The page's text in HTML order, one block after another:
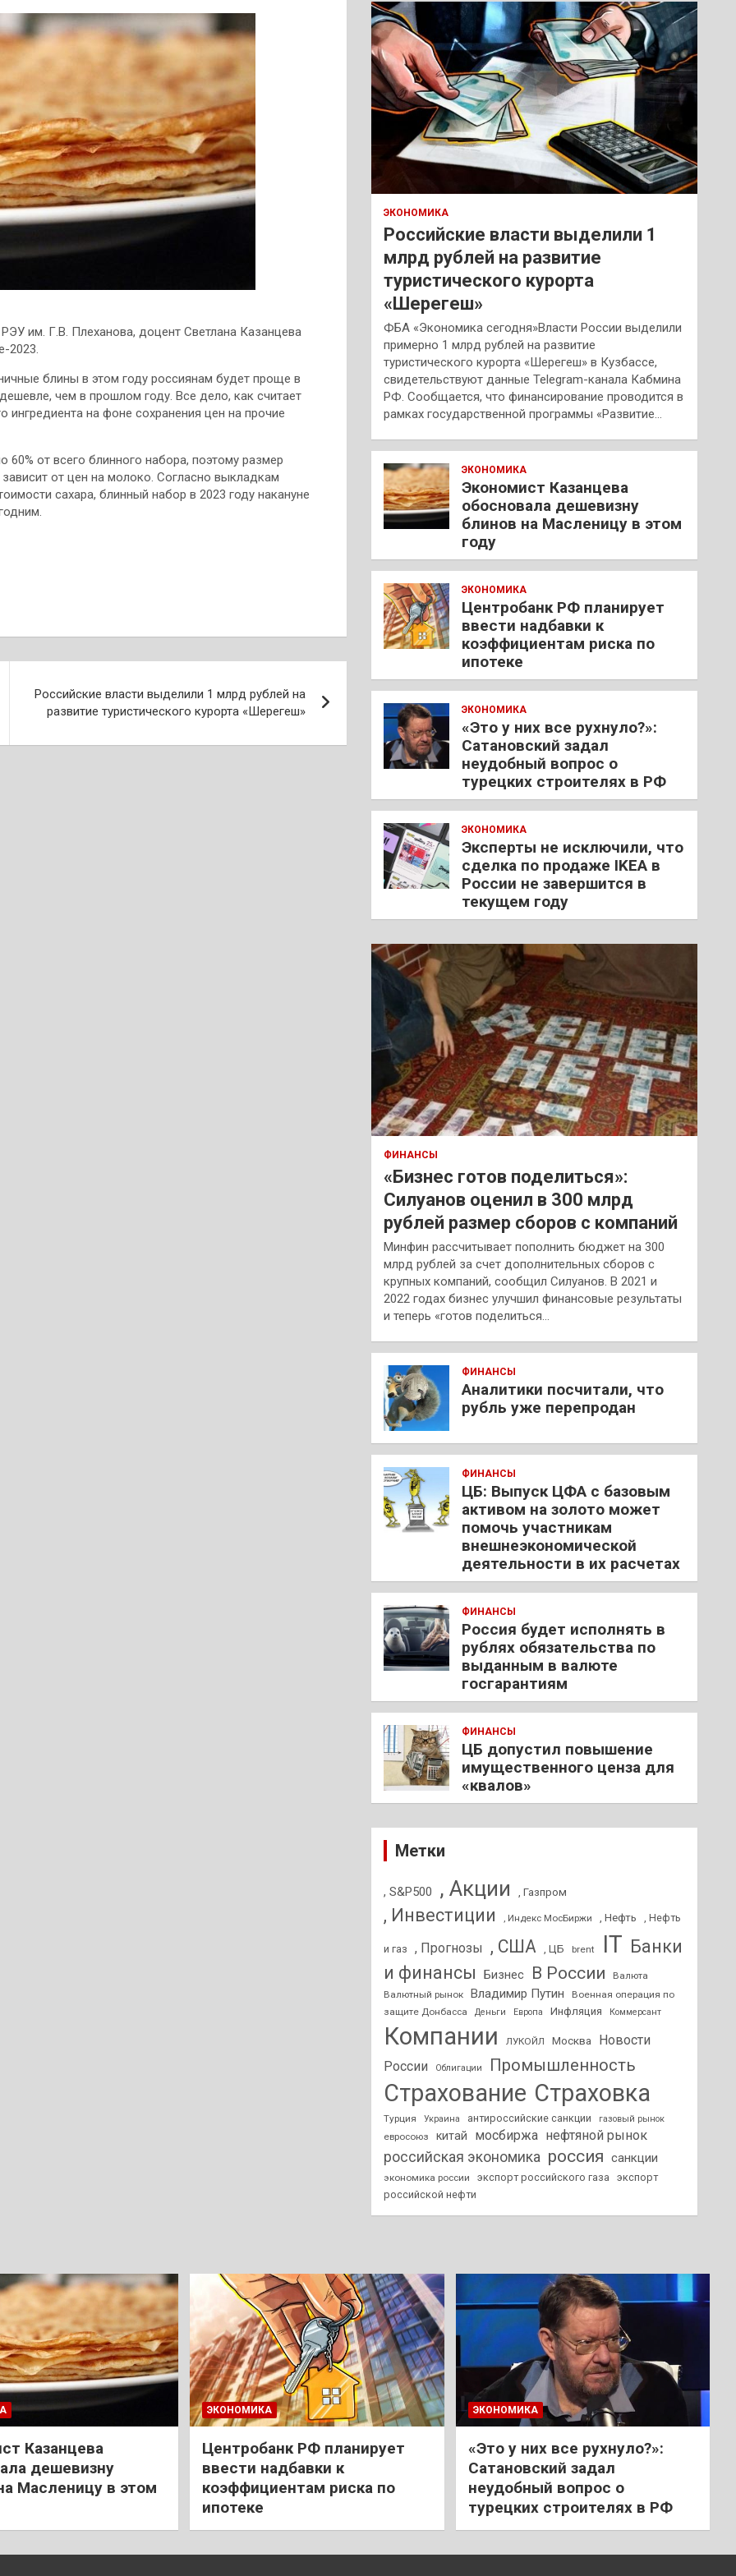
им. Г.В. Плеханова, доцент Светлана Казанцева
2023.
блины в этом году россиянам будет проще в
чем в прошлом году. Все дело, как считает
ингредиента на фоне сохранения цен на прочие
от всего блинного набора, поэтому размер
от цен на молоко. Согласно выкладкам
сахара, блинный набор в 2023 году накануне
Российские власти выделили 1 млрд рублей на
развитие туристического курорта «Шерегеш»
к
ЭКОНОМИКА
Российские власти выделили 1
млрд рублей на развитие
туристического курорта
«Шерегеш»
ФБА «Экономика сегодня»Власти России выделили
примерно 1 млрд рублей на развитие
туристического курорта «Шерегеш» в Кузбассе,
свидетельствуют данные Telegram-канала Кабмина
РФ. Сообщается, что финансирование проводится в
рамках государственной программы «Развитие…
ЭКОНОМИКА
Экономист Казанцева
обосновала дешевизну
блинов на Масленицу в этом
году
ЭКОНОМИКА
Центробанк РФ планирует
ввести надбавки к
коэффициентам риска по
ипотеке
ЭКОНОМИКА
«Это у них все рухнуло?»:
Сатановский задал
неудобный вопрос о
турецких строителях в РФ
ЭКОНОМИКА
Эксперты не исключили, что
сделка по продаже IKEA в
России не завершится в
текущем году
ФИНАНСЫ
«Бизнес готов поделиться»:
Силуанов оценил в 300 млрд
рублей размер сборов с компаний
Минфин рассчитывает пополнить бюджет на 300
млрд рублей за счет дополнительных сборов с
крупных компаний, сообщил Силуанов. В 2021 и
2022 годах бизнес улучшил финансовые результаты
и теперь «готов поделиться…
ФИНАНСЫ
Аналитики посчитали, что
рубль уже перепродан
ФИНАНСЫ
ЦБ: Выпуск ЦФА с базовым
активом на золото может
помочь участникам
внешнеэкономической
деятельности в их расчетах
ФИНАНСЫ
Россия будет исполнять в
рублях обязательства по
выданным в валюте
госгарантиям
ФИНАНСЫ
ЦБ допустил повышение
имущественного ценза для
«квалов»
Метки
, S&P500 , Акции , Газпром
, Инвестиции , Индекс МосБиржи , Нефть , Нефть
и газ , Прогнозы , США , ЦБ brent IT Банки
и финансы
Бизнес В России
Валюта
Валютный рынок
Владимир Путин
Военная операция по
защите Донбасса
Деньги Европа Инфляция Коммерсант
Компании ЛУКОЙЛ Москва
Новости
России
Облигации Промышленность
Страхование Страховка
Турция Украина антироссийские санкции газовый рынок
евросоюз китай мосбиржа нефтяной рынок
российская экономика россия санкции
экономика россии экспорт российского газа
экспорт
российской нефти
Казанцева
дешевизну
Масленицу в этом
ЭКОНОМИКА
Центробанк РФ планирует
ввести надбавки к
коэффициентам риска по
ипотеке
ЭКОНОМИКА
«Это у них все рухнуло?»:
Сатановский задал
неудобный вопрос о
турецких строителях в РФ